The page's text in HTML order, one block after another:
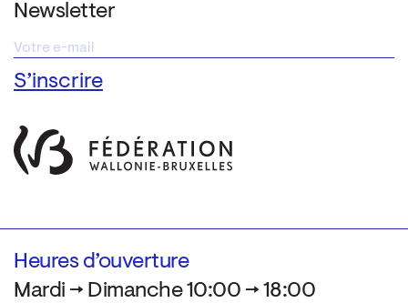
Newsletter
Heures d’ouverture
Mardi → Dimanche 10:00 → 18:00